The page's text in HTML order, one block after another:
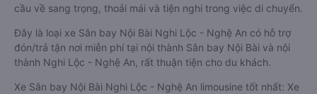
cầu về sang trọng, thoải mái và tiện nghi trong việc di chuyển.
Đây là loại xe Sân bay Nội Bài Nghi Lộc - Nghệ An có hỗ trợ
đón/trả tận nơi miễn phí tại nội thành Sân bay Nội Bài và nội
thành Nghi Lộc - Nghệ An, rất thuận tiện cho du khách.
Xe Sân bay Nội Bài Nghi Lộc - Nghệ An limousine tốt nhất: Xe